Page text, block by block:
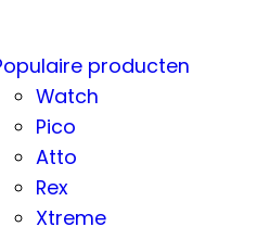
producten
Watch
Pico
Atto
Rex
Xtreme